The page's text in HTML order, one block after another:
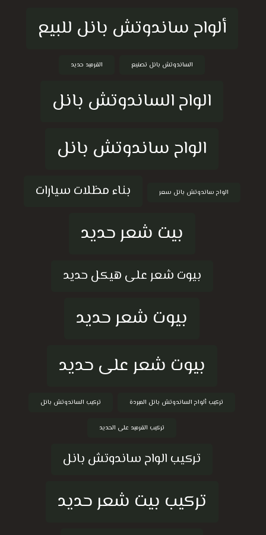
ألواح ساندوتش بانل للبيع
الساندوتش بانل تصنيع القرميد حديد
الواح الساندوتش بانل
الواح ساندوتش بانل
الواح ساندوتش بانل سعر بناء مظلات سيارات
بيت شعر حديد
بيوت شعر على هيكل حديد
بيوت شعر حديد
بيوت شعر على حديد
تركيب ألواح الساندوتش بانل المبردة تركيب الساندوتش بانل
تركيب القرميد على الحديد
تركيب الواح ساندوتش بانل
تركيب بيت شعر حديد